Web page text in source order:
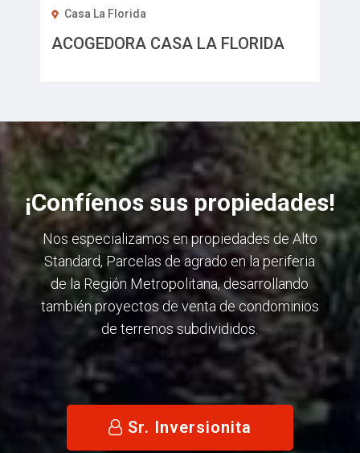
Casa La Florida
ACOGEDORA CASA LA FLORIDA
¡Confíenos sus propiedades!
Nos especializamos en propiedades de Alto
Standard, Parcelas de agrado en la periferia
de la Región Metropolitana, desarrollando
también proyectos de venta de condominios
de terrenos subdivididos.
Sr. Inversionita